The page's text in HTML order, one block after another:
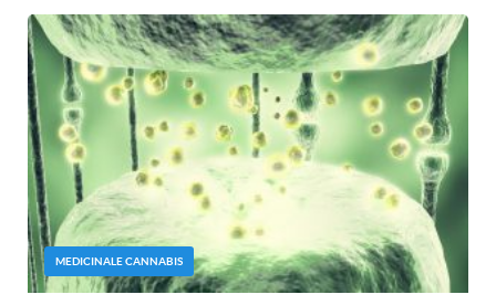
MEDICINALE CANNABIS